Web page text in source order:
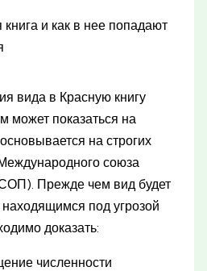
вида в Красную книгу
может показаться на
на строгих
союза
Прежде чем вид будет
под угрозой
доказать:
численности